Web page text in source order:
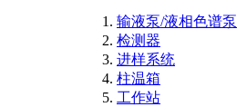
输液泵/液相色谱泵
检测器
进样系统
柱温箱
工作站